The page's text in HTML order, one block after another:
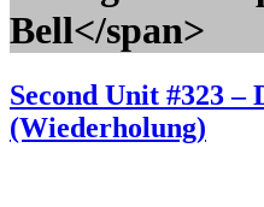
Bell</span>
Second Unit #323 –
(Wiederholung)